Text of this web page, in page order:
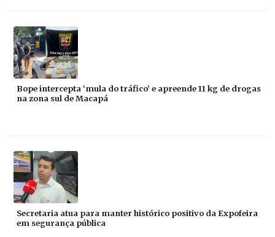
Bope intercepta ‘mula do tráfico’ e apreende 11 kg de drogas
na zona sul de Macapá
Secretaria atua para manter histórico positivo da Expofeira
em segurança pública